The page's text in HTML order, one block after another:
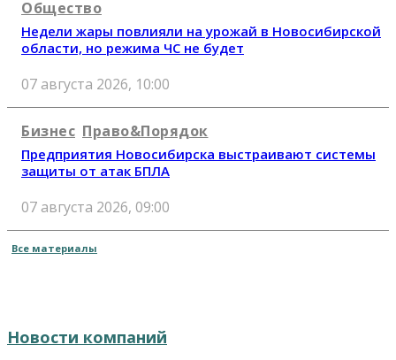
Общество
Недели жары повлияли на урожай в Новосибирской
области, но режима ЧС не будет
07 августа 2026, 10:00
Бизнес Право&Порядок
Предприятия Новосибирска выстраивают системы
защиты от атак БПЛА
07 августа 2026, 09:00
Все материалы
Новости компаний